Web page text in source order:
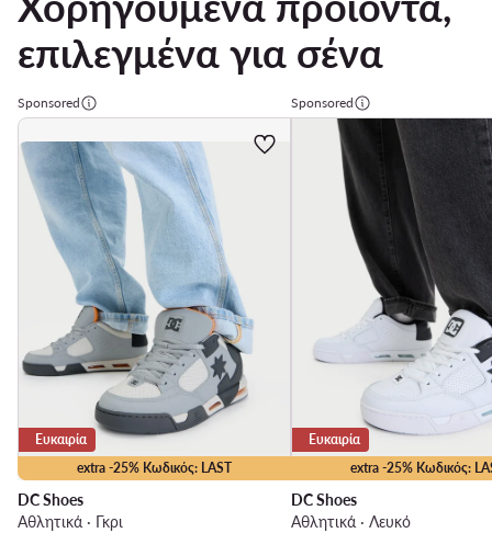
επιλεγμένα για σένα
Sponsored
extra -25% Κωδικός: LAST
Ευκαιρία
DC Shoes
Αθλητικά · Γκρι
Sponsored
extra -25% Κωδικός:
Ευκαιρία
DC Shoes
Αθλητικά · Λευκό